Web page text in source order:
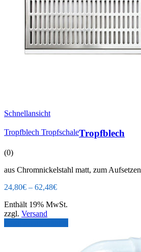
Schnellansicht
Tropfblech TropfschaleTropfblech
(0)
aus Chromnickelstahl matt, zum Aufsetzen
24,80€ – 62,48€
Enthält 19% MwSt.
zzgl. Versand